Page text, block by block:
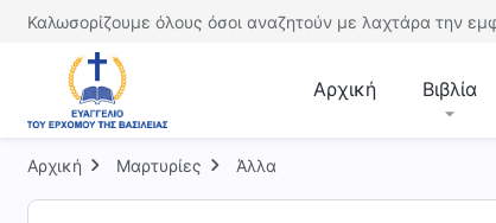
Καλωσορίζουμε όλους όσοι αναζητούν με λαχτάρα την
Αρχική Βιβλία
Αρχική Μαρτυρίες Άλλα